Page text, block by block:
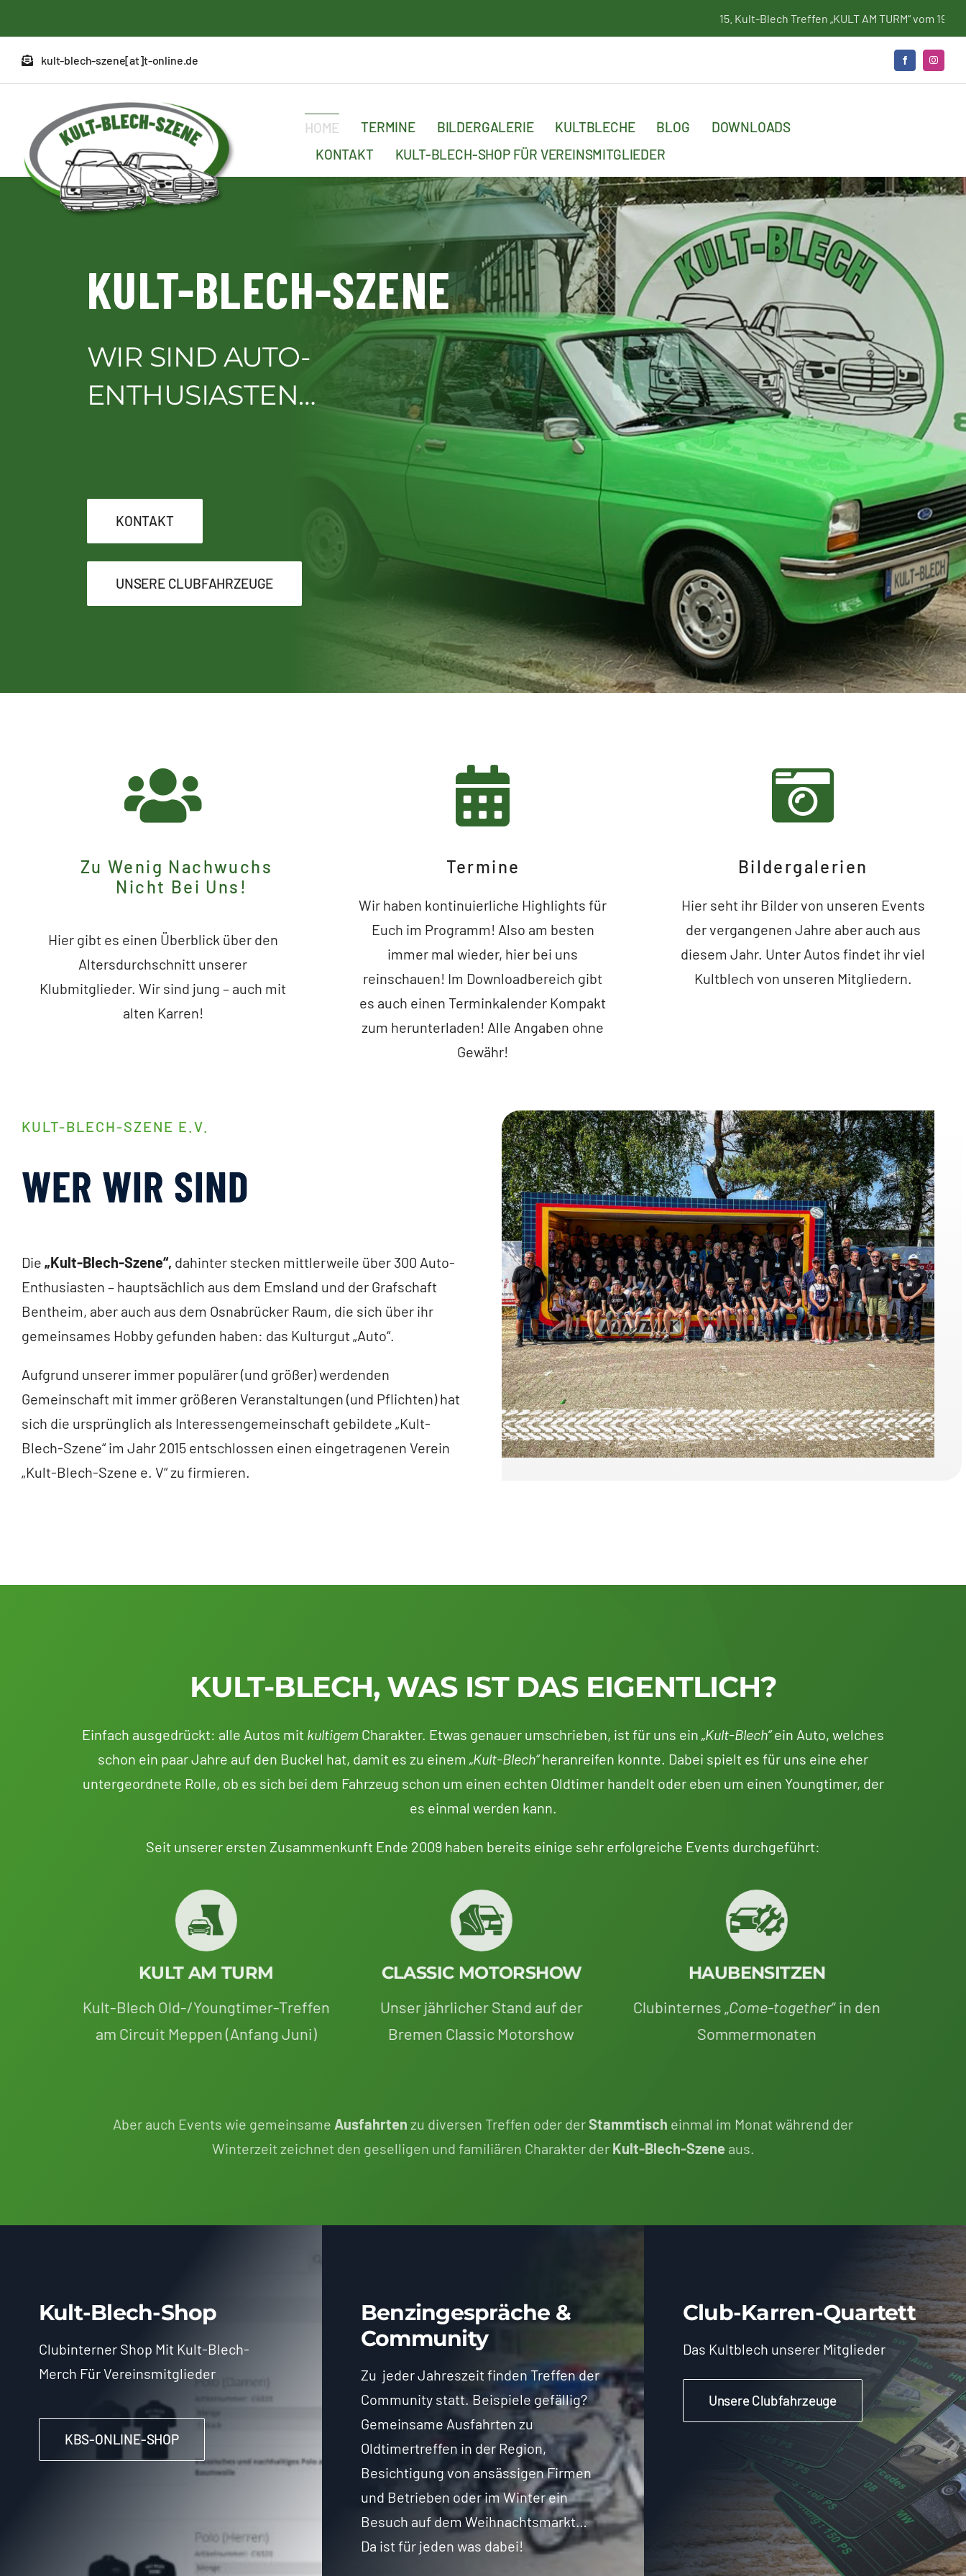
Inhalt
springen
15. Kult-Blech Treffen „KULT AM TURM“ vom 19. bis 21. Juni 2026
kult-blech-szene[at]t-online.de
HOME TERMINE BILDERGALERIE KULTBLECHE BLOG
DOWNLOADS
KONTAKT
KULT-BLECH-SHOP FÜR VEREINSMITGLIEDER
KULT-BLECH-SZENE
WIR SIND AUTO-
ENTHUSIASTEN…
KONTAKT
UNSERE CLUBFAHRZEUGE
Zu Wenig Nachwuchs
Nicht Bei Uns!
Hier gibt es einen Überblick über den
Altersdurchschnitt unserer
Klubmitglieder. Wir sind jung – auch mit
alten Karren!
Termine
Wir haben kontinuierliche Highlights für
Euch im Programm! Also am besten
immer mal wieder, hier bei uns
reinschauen! Im Downloadbereich gibt
es auch einen Terminkalender Kompakt
zum herunterladen! Alle Angaben ohne
Gewähr!
Bildergalerien
Hier seht ihr Bilder von unseren Events
der vergangenen Jahre aber auch aus
diesem Jahr. Unter Autos findet ihr viel
Kultblech von unseren Mitgliedern.
KULT-BLECH-SZENE E.V.
WER WIR SIND
Die „Kult-Blech-Szene“, dahinter stecken mittlerweile über 300 Auto-
Enthusiasten – hauptsächlich aus dem Emsland und der Grafschaft
Bentheim, aber auch aus dem Osnabrücker Raum, die sich über ihr
gemeinsames Hobby gefunden haben: das Kulturgut „Auto“.
Aufgrund unserer immer populärer (und größer) werdenden
Gemeinschaft mit immer größeren Veranstaltungen (und Pflichten) hat
sich die ursprünglich als Interessengemeinschaft gebildete „Kult-
Blech-Szene“ im Jahr 2015 entschlossen einen eingetragenen Verein
„Kult-Blech-Szene e. V“ zu firmieren.
KULT-BLECH, WAS IST DAS EIGENTLICH?
Einfach ausgedrückt: alle Autos mit kultigem Charakter. Etwas genauer umschrieben, ist für uns ein „Kult-Blech“ein Auto, welches
schon ein paar Jahre auf den Buckel hat, damit es zu einem „Kult-Blech“heranreifen konnte. Dabei spielt es für uns eine eher
untergeordnete Rolle, ob es sich bei dem Fahrzeug schon um einen echten Oldtimer handelt oder eben um einen Youngtimer, der
es einmal werden kann.
Seit unserer ersten Zusammenkunft Ende 2009 haben bereits einige sehr erfolgreiche Events durchgeführt:
KULT AM TURM
Kult-Blech Old-/Youngtimer-Treffen
am Circuit Meppen (Anfang Juni)
CLASSIC MOTORSHOW
Unser jährlicher Stand auf der
Bremen Classic Motorshow
HAUBENSITZEN
Clubinternes „Come-together“ in den
Sommermonaten
Aber auch Events wie gemeinsame Ausfahrten zu diversen Treffen oder derStammtisch einmal im Monat während der
Winterzeit zeichnet den geselligen und familiären Charakter der Kult-Blech-Szeneaus.
Kult-Blech-Shop
Clubinterner Shop Mit Kult-Blech-
Merch Für Vereinsmitglieder
KBS-ONLINE-SHOP
Benzingespräche &
Community
Zu jeder Jahreszeit finden Treffen der
Community statt. Beispiele gefällig?
Gemeinsame Ausfahrten zu
Oldtimertreffen in der Region,
Besichtigung von ansässigen Firmen
und Betrieben oder im Winter ein
Besuch auf dem Weihnachtsmarkt…
Da ist für jeden was dabei!
Club-Karren-Quartett
Das Kultblech unserer Mitglieder
Unsere Clubfahrzeuge